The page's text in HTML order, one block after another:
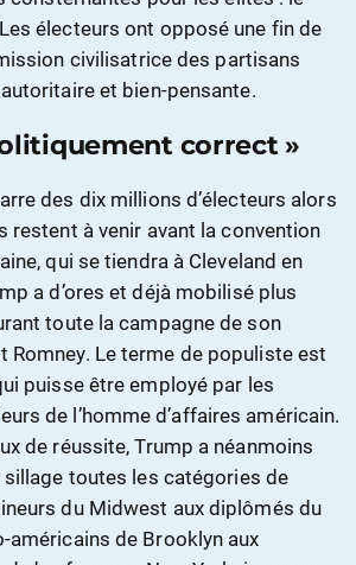
électeurs ont opposé une fin de
civilisatrice des partisans
et bien-pensante.
correct »
des dix millions d’électeurs alors
restent à venir avant la convention
qui se tiendra à Cleveland en
a d’ores et déjà mobilisé plus
toute la campagne de son
Romney. Le terme de populiste est
puisse être employé par les
de l’homme d’affaires américain.
de réussite, Trump a néanmoins
toutes les catégories de
du Midwest aux diplômés du
américains de Brooklyn aux